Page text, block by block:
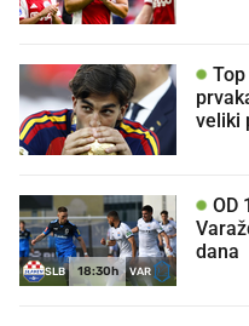
veliki
SLB 18:30h VAR
OD
dana